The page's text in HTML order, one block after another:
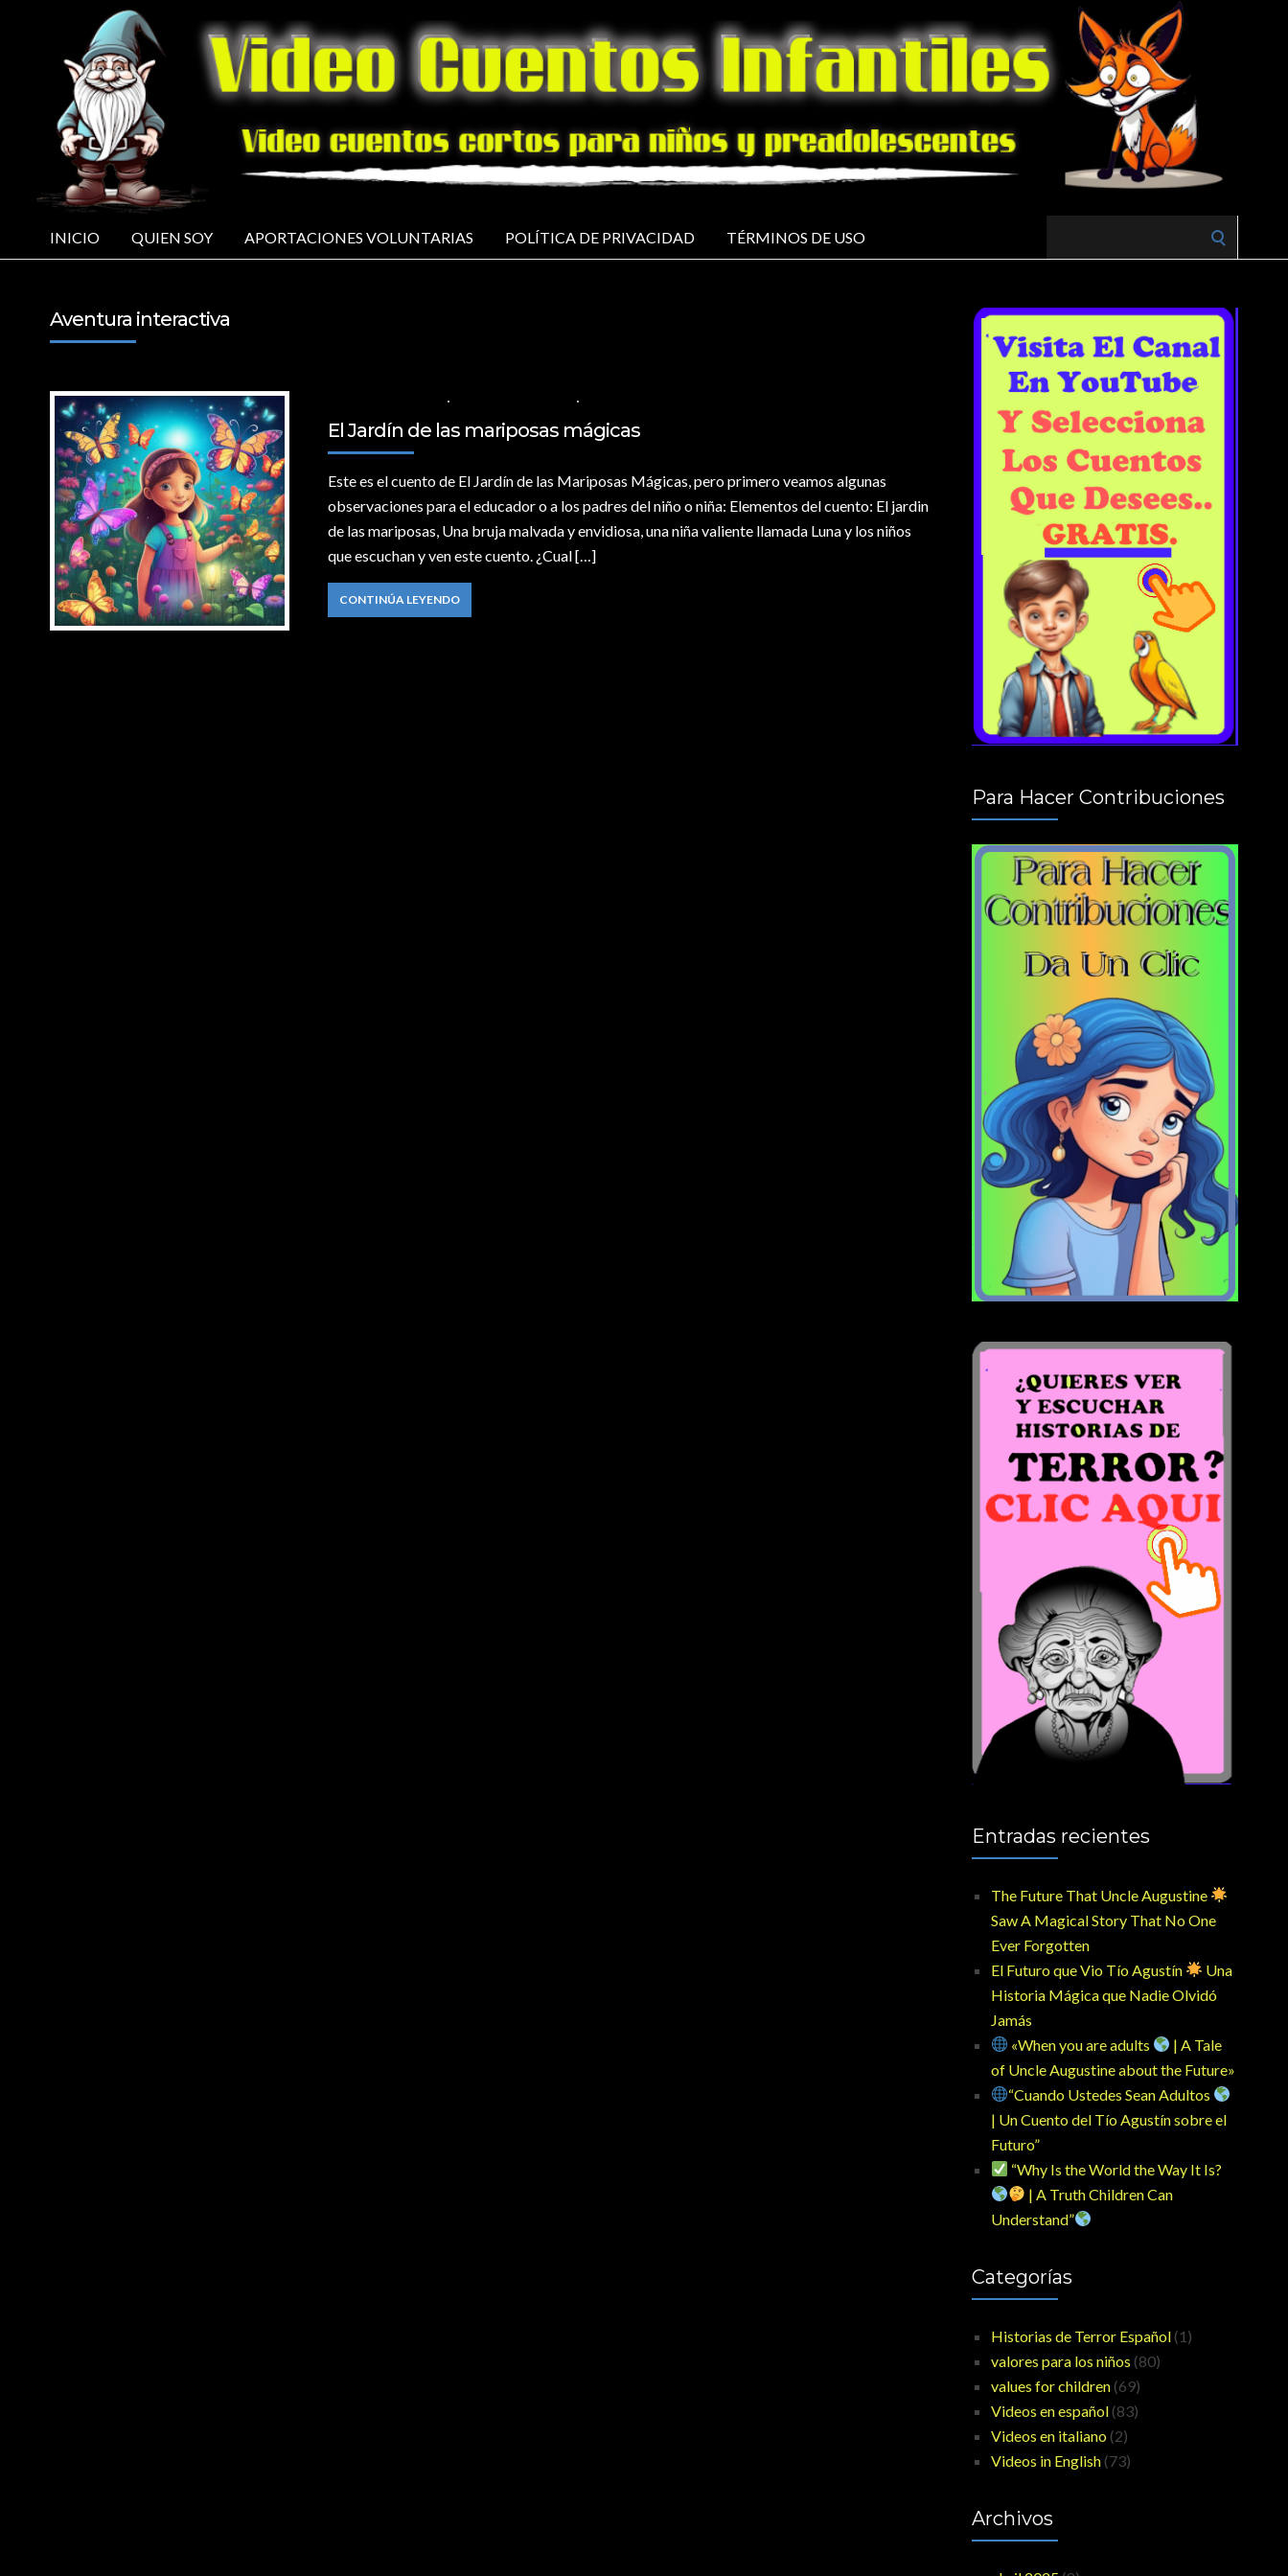
INICIO QUIEN SOY APORTACIONES VOLUNTARIAS POLÍTICA DE PRIVACIDAD TÉRMINOS DE USO
Aventura interactiva
El Jardín de las mariposas mágicas
Este es el cuento de El Jardín de las Mariposas Mágicas, pero primero veamos algunas
observaciones para el educador o a los padres del niño o niña: Elementos del cuento: El jardin
de las mariposas, Una bruja malvada y envidiosa, una niña valiente llamada Luna y los niños
que escuchan y ven este cuento. ¿Cual […]
CONTINÚA LEYENDO
Para Hacer Contribuciones
Entradas recientes
The Future That Uncle Augustine
Saw A Magical Story That No One
Ever Forgotten
El Futuro que Vio Tío Agustín
Una
Historia Mágica que Nadie Olvidó
Jamás
«When you are adults
| A Tale
of Uncle Augustine about the Future»
“Cuando Ustedes Sean Adultos
| Un Cuento del Tío Agustín sobre el
Futuro”
“Why Is the World the Way It Is?
| A Truth Children Can
Understand”
Categorías
Historias de Terror Español(1)
valores para los niños (80)
values for children(69)
Videos en español(83)
Videos en italiano(2)
Videos in English(73)
Archivos